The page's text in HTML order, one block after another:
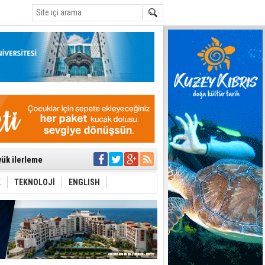
aday
ilerleme
etmiyor
hesabı
nerede?
TEKNOLOJİ ENGLISH